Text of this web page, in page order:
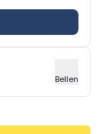
Bellen